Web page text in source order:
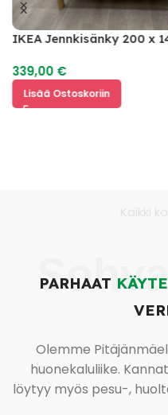
IKEA Jennkisänky 200 x
339,00 €
Lisää Ostoskoriin
PARHAAT
Olemme
huonekaluliike.
löytyy myös pesu-,